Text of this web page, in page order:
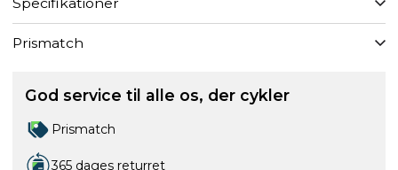
Prismatch
God service til alle os, der cykler
Prismatch
365 dages returret